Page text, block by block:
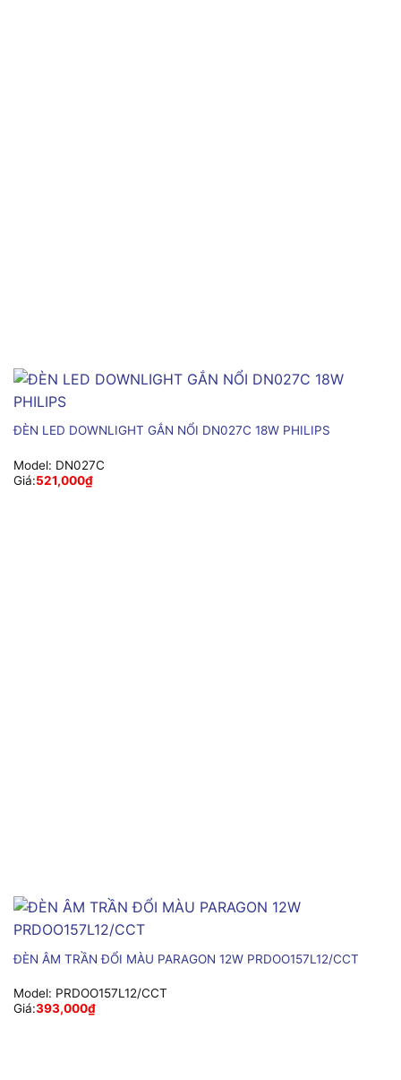
ĐÈN LED DOWNLIGHT GẮN NỔI DN027C 18W PHILIPS
Model: DN027C
Giá:521,000₫
ĐÈN ÂM TRẦN ĐỔI MÀU PARAGON 12W PRDOO157L12/CCT
Model: PRDOO157L12/CCT
Giá:393,000₫